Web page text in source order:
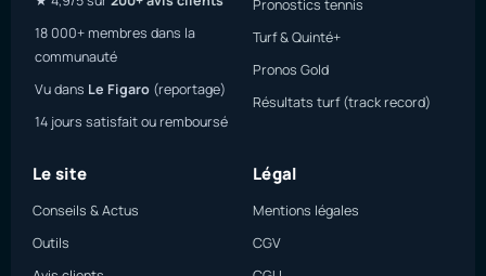
18 000+ membres dans la
communauté
Vu dans Le Figaro (reportage)
14 jours satisfait ou remboursé
Pronostics tennis
Turf & Quinté+
Pronos Gold
Résultats turf (track record)
Le site
Conseils & Actus
Outils
Légal
Mentions légales
CGV